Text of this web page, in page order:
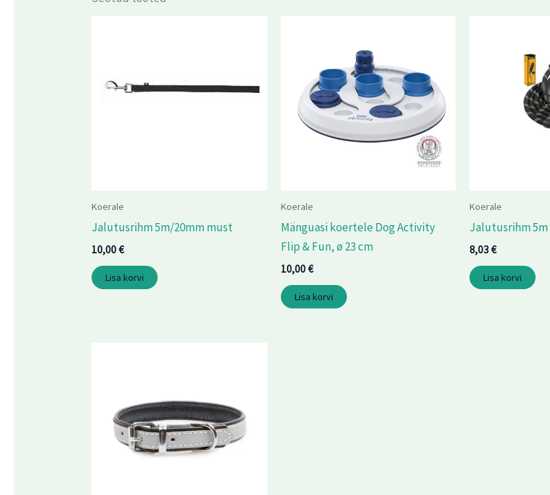
Koerale
Jalutusrihm 5m/20mm must
10,00€
Lisa korvi
Koerale
Mänguasi koertele Dog Activity
Flip & Fun, ø 23 cm
10,00€
Lisa korvi
Koerale
Jalutusrihm 5m
8,03€
Lisa korvi